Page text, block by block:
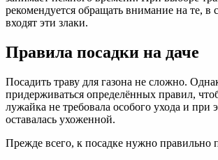
рекомендуется обращать внимание на те, в
входят эти злаки.
Правила посадки на даче
Посадить траву для газона не сложно.
придерживаться определённых правил,
лужайка не требовала особого ухода и при
оставалась ухоженной.
Прежде всего, к посадке нужно правильно